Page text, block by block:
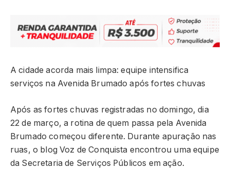
A cidade acorda mais limpa: equipe intensifica
serviços na Avenida Brumado após fortes chuvas
Após as fortes chuvas registradas no domingo, dia
22 de março, a rotina de quem passa pela Avenida
Brumado começou diferente. Durante apuração nas
ruas, o blog Voz de Conquista encontrou uma equipe
da Secretaria de Serviços Públicos em ação.